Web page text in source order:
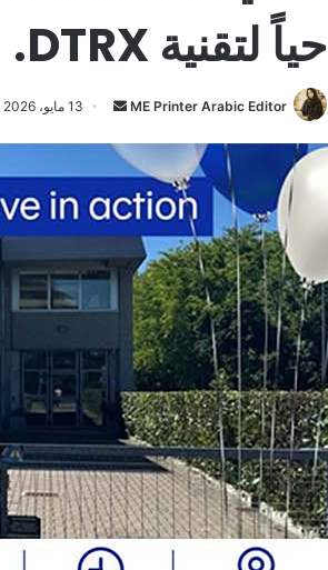
حياً لتقنية DTRX.
ME Printer Arabic Editor
أرسل 13 مايو، 2026